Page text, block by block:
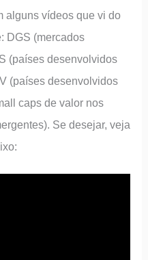
alguns vídeos que vi do
DGS (mercados
(países desenvolvidos
(países desenvolvidos
caps de valor nos
Se desejar, veja